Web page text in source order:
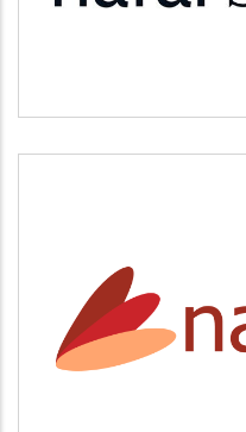
Servicios